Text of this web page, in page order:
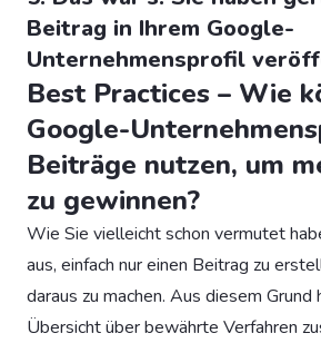
Beitrag in Ihrem Google-
Unternehmensprofil
Best Practices – Wie
Google-
Beiträge nutzen, um
zu gewinnen?
Wie Sie vielleicht schon vermutet
aus, einfach nur einen Beitrag zu
daraus zu machen. Aus diesem Grund
Übersicht über bewährte Verfahren